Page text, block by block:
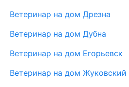
Ветеринар на дом Дрезна
Ветеринар на дом Дубна
Ветеринар на дом Егорьевск
Ветеринар на дом Жуковский